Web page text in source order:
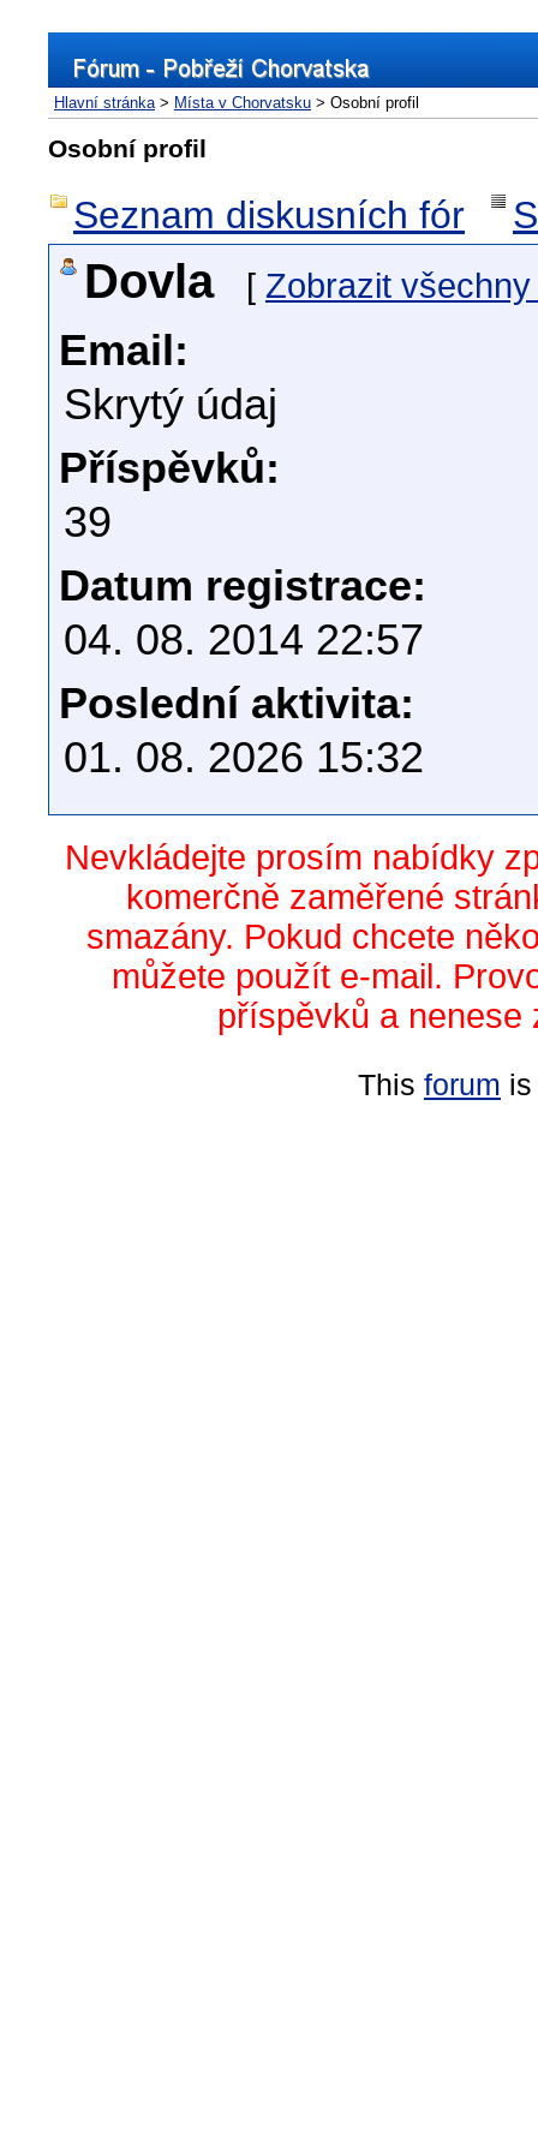
Hlavní stránka> Místa v Chorvatsku > Osobní profil
Osobní profil
Seznam diskusních fór
Dovla [ Zobrazit
Email:
Skrytý údaj
Příspěvků:
39
Datum registrace:
04. 08. 2014 22:57
Poslední aktivita:
01. 08. 2026 15:32
Nevkládejte prosím nabídky
komerčně zaměřené
smazány. Pokud chcete
můžete použít e-mail.
příspěvků a nenese
This forum